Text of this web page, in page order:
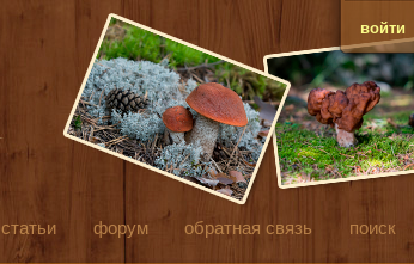
войти
статьи форум обратная связь поиск